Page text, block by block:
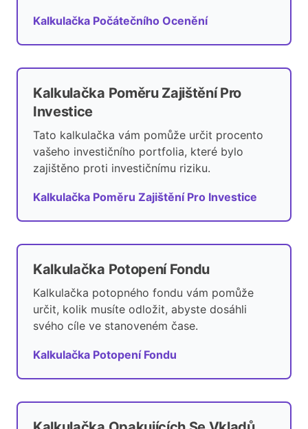
Kalkulačka Počátečního Ocenění
Kalkulačka Poměru Zajištění Pro
Investice
Tato kalkulačka vám pomůže určit procento
vašeho investičního portfolia, které bylo
zajištěno proti investičnímu riziku.
Kalkulačka Poměru Zajištění Pro Investice
Kalkulačka Potopení Fondu
Kalkulačka potopného fondu vám pomůže
určit, kolik musíte odložit, abyste dosáhli
svého cíle ve stanoveném čase.
Kalkulačka Potopení Fondu